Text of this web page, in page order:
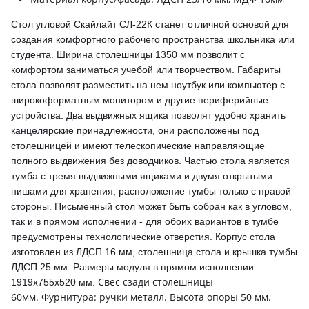
Стол угловой Скайлайт СЛ-22К станет отличной основой для
создания комфортного рабочего пространства школьника или
студента. Ширина столешницы 1350 мм позволит с
комфортом заниматься учебой или творчеством. Габариты
стола позволят разместить на нем ноутбук или компьютер с
широкоформатным монитором и другие периферийные
устройства. Два выдвижных ящика позволят удобно хранить
канцелярские принадлежности, они расположены под
столешницей и имеют телескопические направляющие
полного выдвижения без доводчиков. Частью стола является
тумба с тремя выдвижными ящиками и двумя открытыми
нишами для хранения, расположение тумбы только с правой
стороны. Письменный стол может быть собран как в угловом,
так и в прямом исполнении - для обоих вариантов в тумбе
предусмотрены технологические отверстия. Корпус стола
изготовлен из ЛДСП 16 мм, столешница стола и крышка тумбы
ЛДСП 25 мм. Размеры модуля в прямом исполнении:
1919х755х520 мм. Свес сзади столешницы
60мм. Фурнитура: ручки металл. Высота опоры 50 мм.